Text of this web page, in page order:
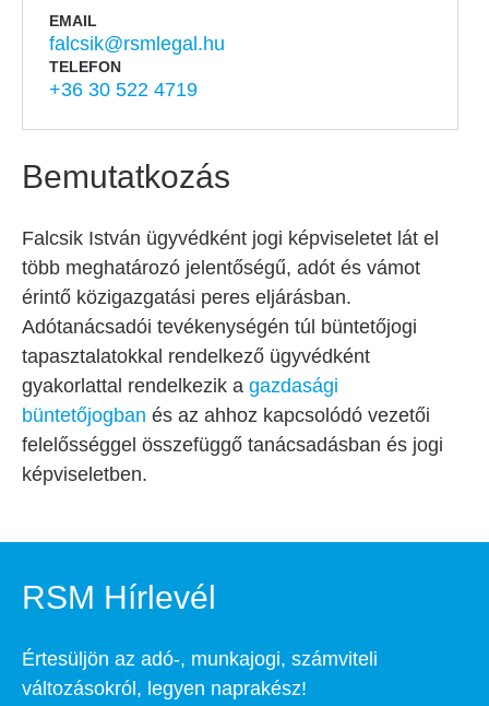
Bemutatkozás
Falcsik István ügyvédként jogi képviseletet lát el
több meghatározó jelentőségű, adót és vámot
érintő közigazgatási peres eljárásban.
Adótanácsadói tevékenységén túl büntetőjogi
tapasztalatokkal rendelkező ügyvédként
gyakorlattal rendelkezik a gazdasági
büntetőjogban és az ahhoz kapcsolódó vezetői
felelősséggel összefüggő tanácsadásban és jogi
képviseletben.
EMAIL
falcsik@rsmlegal.hu
TELEFON
+36 30 522 4719
RSM Hírlevél
Értesüljön az adó-, munkajogi, számviteli
változásokról, legyen naprakész!